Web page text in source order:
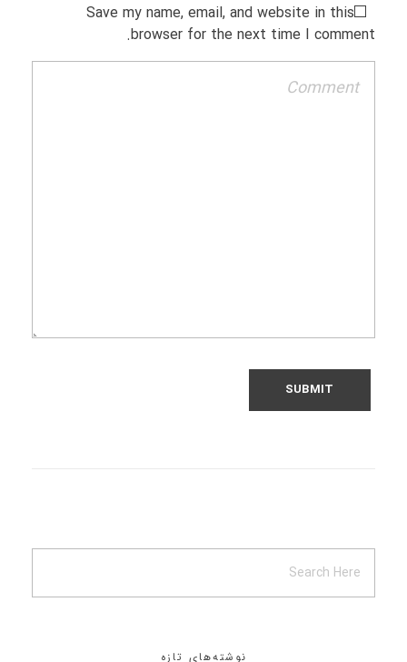
Save my name, email, and website in this
browser for the next time I comment.
نوشته‌های تازه